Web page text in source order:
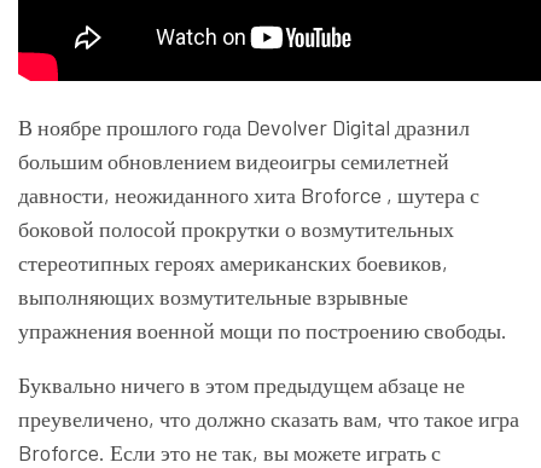
В ноябре прошлого года Devolver Digital дразнил
большим обновлением видеоигры семилетней
давности, неожиданного хита Broforce , шутера с
боковой полосой прокрутки о возмутительных
стереотипных героях американских боевиков,
выполняющих возмутительные взрывные
упражнения военной мощи по построению свободы.
Буквально ничего в этом предыдущем абзаце не
преувеличено, что должно сказать вам, что такое игра
Broforce. Если это не так, вы можете играть с